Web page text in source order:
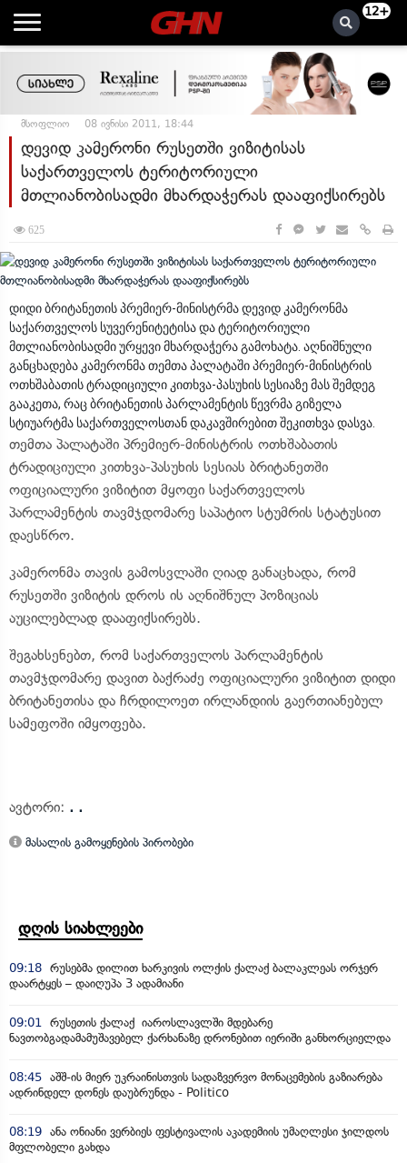
12+
მსოფლიო 08 ივნისი 2011, 18:44
დევიდ კამერონი რუსეთში ვიზიტისას
საქართველოს ტერიტორიული
მთლიანობისადმი მხარდაჭერას დააფიქსირებს
625
დიდი ბრიტანეთის პრემიერ-მინისტრმა დევიდ კამერონმა
საქართველოს სუვერენიტეტისა და ტერიტორიული
მთლიანობისადმი ურყევი მხარდაჭერა გამოხატა. აღნიშნული
განცხადება კამერონმა თემთა პალატაში პრემიერ-მინისტრის
ოთხშაბათის ტრადიციული კითხვა-პასუხის სესიაზე მას შემდეგ
გააკეთა, რაც ბრიტანეთის პარლამენტის წევრმა გიზელა
სტიუარტმა საქართველოსთან დაკავშირებით შეკითხვა დასვა.
თემთა პალატაში პრემიერ-მინისტრის ოთხშაბათის
ტრადიციული კითხვა-პასუხის სესიას ბრიტანეთში
ოფიციალური ვიზიტით მყოფი საქართველოს
პარლამენტის თავმჯდომარე საპატიო სტუმრის სტატუსით
დაესწრო.
კამერონმა თავის გამოსვლაში ღიად განაცხადა, რომ
რუსეთში ვიზიტის დროს ის აღნიშნულ პოზიციას
აუცილებლად დააფიქსირებს.
შეგახსენებთ, რომ საქართველოს პარლამენტის
თავმჯდომარე დავით ბაქრაძე ოფიციალური ვიზიტით დიდი
ბრიტანეთისა და ჩრდილოეთ ირლანდიის გაერთიანებულ
სამეფოში იმყოფება.
ავტორი: . .
მასალის გამოყენების პირობები
დღის სიახლეები
09:18 რუსებმა დილით ხარკივის ოლქის ქალაქ ბალაკლეას ორჯერ
დაარტყეს – დაიღუპა 3 ადამიანი
09:01 რუსეთის ქალაქ იაროსლავლში მდებარე
ნავთობგადამამუშავებელ ქარხანაზე დრონებით იერიში განხორციელდა
08:45 აშშ-ის მიერ უკრაინისთვის სადაზვერვო მონაცემების გაზიარება
ადრინდელ დონეს დაუბრუნდა - Politico
08:19 ანა ონიანი ვერბიეს ფესტივალის აკადემიის უმაღლესი ჯილდოს
მფლობელი გახდა